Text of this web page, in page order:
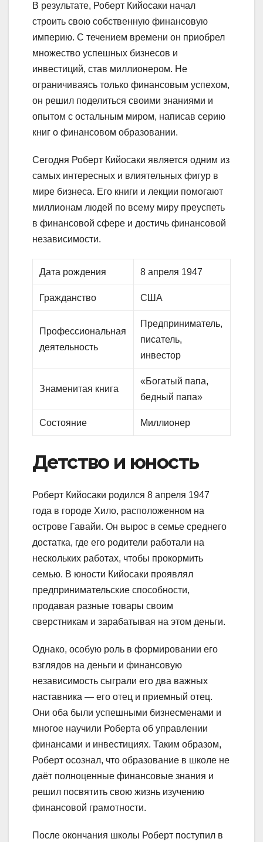
В результате, Роберт Кийосаки начал
строить свою собственную финансовую
империю. С течением времени он приобрел
множество успешных бизнесов и
инвестиций, став миллионером. Не
ограничиваясь только финансовым успехом,
он решил поделиться своими знаниями и
опытом с остальным миром, написав серию
книг о финансовом образовании.
Сегодня Роберт Кийосаки является одним из
самых интересных и влиятельных фигур в
мире бизнеса. Его книги и лекции помогают
миллионам людей по всему миру преуспеть
в финансовой сфере и достичь финансовой
независимости.
Дата рождения 8 апреля 1947
Гражданство США
Профессиональная
деятельность
Предприниматель,
писатель,
инвестор
Знаменитая книга
«Богатый папа,
бедный папа»
Состояние Миллионер
Детство и юность
Роберт Кийосаки родился 8 апреля 1947
года в городе Хило, расположенном на
острове Гавайи. Он вырос в семье среднего
достатка, где его родители работали на
нескольких работах, чтобы прокормить
семью. В юности Кийосаки проявлял
предпринимательские способности,
продавая разные товары своим
сверстникам и зарабатывая на этом деньги.
Однако, особую роль в формировании его
взглядов на деньги и финансовую
независимость сыграли его два важных
наставника — его отец и приемный отец.
Они оба были успешными бизнесменами и
многое научили Роберта об управлении
финансами и инвестициях. Таким образом,
Роберт осознал, что образование в школе не
даёт полноценные финансовые знания и
решил посвятить свою жизнь изучению
финансовой грамотности.
После окончания школы Роберт поступил в